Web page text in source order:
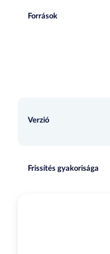
Források
Verzió
Frissítés gyakorisága